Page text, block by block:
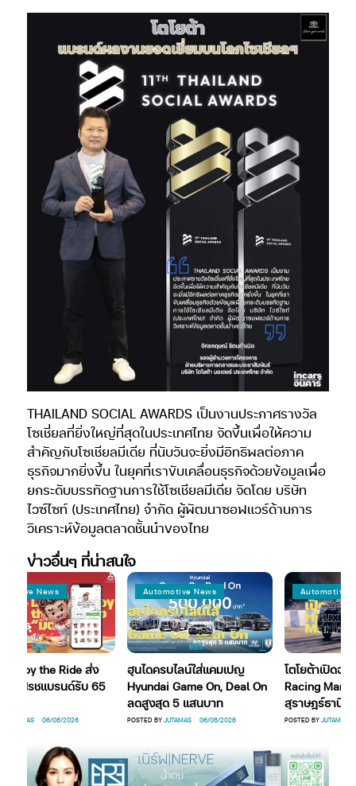
THAILAND SOCIAL AWARDS เป็นงานประกาศรางวัล
โซเชี่ยลที่ยิ่งใหญ่ที่สุดในประเทศไทย จัดขึ้นเพื่อให้ความ
สำคัญกับโซเชียลมีเดีย ที่นับวันจะยิ่งมีอิทธิพลต่อภาค
ธุรกิจมากยิ่งขึ้น ในยุคที่เราขับเคลื่อนธุรกิจด้วยข้อมูลเพื่อ
ยกระดับบรรทัดฐานการใช้โซเชียลมีเดีย จัดโดย บริษัท
ไวซ์ไซท์ (ประเทศไทย) จำกัด ผู้พัฒนาซอฟแวร์ด้านการ
วิเคราะห์ข้อมูลตลาดชั้นนำของไทย
ข่าวอื่นๆ ที่น่าสนใจ
News
the Ride ส่ง
ฟรชแบรนด์รับ 65
06/08/2026
Automotive News
ฮุนไดครบไลน์ใส่แคมเปญ
Hyundai Game On, Deal On
ลดสูงสุด 5 แสนบาท
POSTED BYJUTAMAS 06/08/2026
Automotive News
โตโยต้าเปิดฉาก
Racing Mania
สุราษฎร์ธานี
POSTED BYJUTAMAS 05/